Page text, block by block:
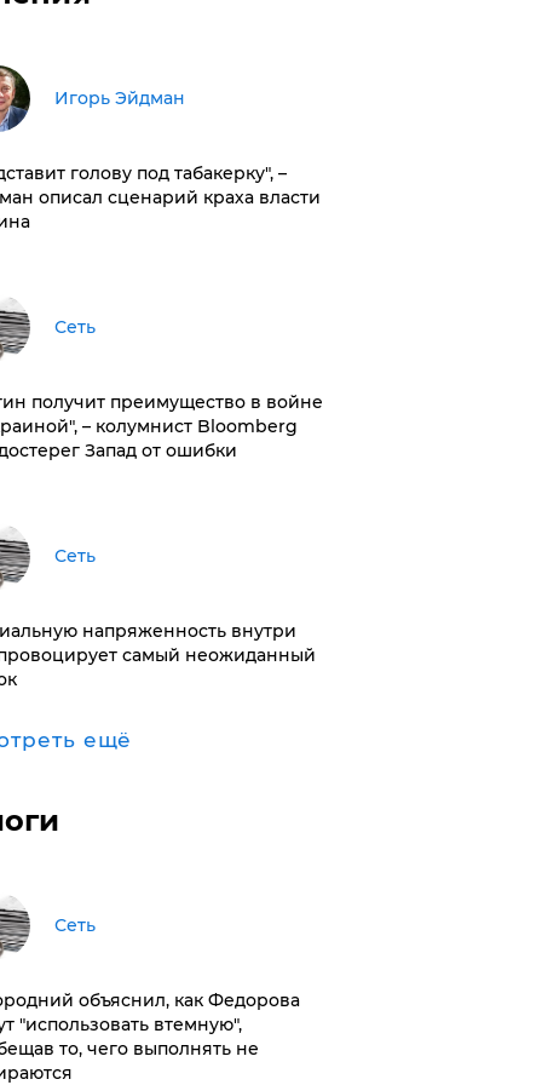
Игорь Эйдман
голову под табакерку", –
описал сценарий краха власти
Сеть
получит преимущество в войне
– колумнист Bloomberg
Запад от ошибки
Сеть
напряженность внутри
самый неожиданный
ещё
Сеть
объяснил, как Федорова
"использовать втемную",
то, чего выполнять не